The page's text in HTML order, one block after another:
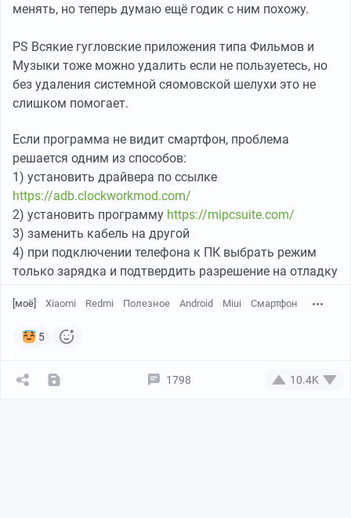
менять, но теперь думаю ещё годик с ним похожу.
PS Всякие гугловские приложения типа Фильмов и
Музыки тоже можно удалить если не пользуетесь, но
без удаления системной сяомовской шелухи это не
слишком помогает.
Если программа не видит смартфон, проблема
решается одним из способов:
1) установить драйвера по ссылке
https://adb.clockworkmod.com/
2) установить программу https://mipcsuite.com/
3) заменить кабель на другой
4) при подключении телефона к ПК выбрать режим
только зарядка и подтвердить разрешение на отладку
[моё] Xiaomi Redmi Полезное Android Miui Смартфон
5
1798 10.4K